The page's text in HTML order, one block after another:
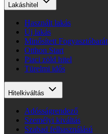
Lakáshitel
Használt lakás
Új lakás
Minősített Fogyasztóbarát
Otthon Start
Piaci zöld hitel
Türelmi idős
Hitelkiváltás
Adósságrendező
Személyi kiváltás
Szabad felhasználású